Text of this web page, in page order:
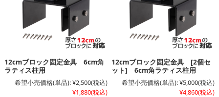
12cmブロック固定金具 6cm角
ラティス柱用
希望小売価格(単品):¥2,500(税込)
¥1,880(税込)
12cmブロック固定金具 [2個セ
ット] 6cm角ラティス柱用
希望小売価格(単品):¥5,000(税込)
¥4,860(税込)